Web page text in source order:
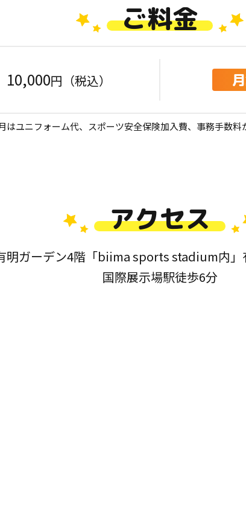
ご料金
10,000円（税込）
はユニフォーム代、スポーツ安全保険加入費、 事務手数料
アクセス
明ガーデン4階 「biima sports stadium内」
国際展示場駅徒歩6分